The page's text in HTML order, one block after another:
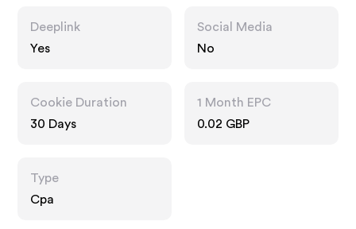
Deeplink
Yes
Social Media
No
Cookie Duration
30 Days
1 Month EPC
0.02 GBP
Type
Cpa